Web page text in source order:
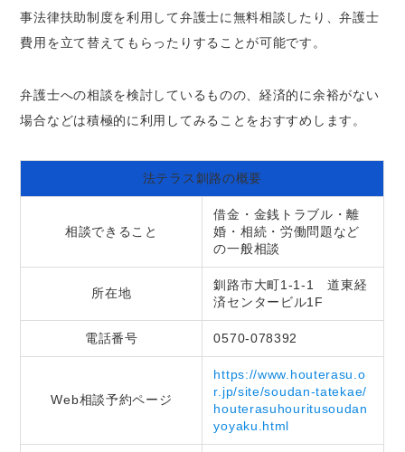
事法律扶助制度を利用して弁護士に無料相談したり、弁護士
費用を立て替えてもらったりすることが可能です。
弁護士への相談を検討しているものの、経済的に余裕がない
場合などは積極的に利用してみることをおすすめします。
法テラス釧路の概要
相談できること
借金・金銭トラブル・離
婚・相続・労働問題など
の一般相談
所在地
釧路市大町1-1-1 道東経
済センタービル1F
電話番号 0570-078392
Web相談予約ページ
https://www.houterasu.o
r.jp/site/soudan-tatekae/
houterasuhouritusoudan
yoyaku.html